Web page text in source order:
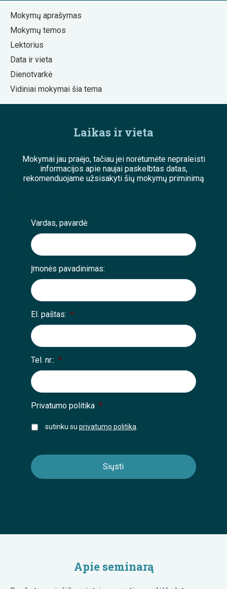
Mokymų aprašymas
Mokymų temos
Lektorius
Data ir vieta
Dienotvarkė
Vidiniai mokymai šia tema
Laikas ir vieta
Mokymai jau praėjo, tačiau jei norėtumėte nepraleisti
informacijos apie naujai paskelbtas datas,
rekomenduojame užsisakyti šių mokymų priminimą
;
Vardas, pavardė:
Įmonės pavadinimas:
El. paštas: *
Tel. nr.: *
Privatumo politika *
sutinku su privatumo politika
Apie seminarą